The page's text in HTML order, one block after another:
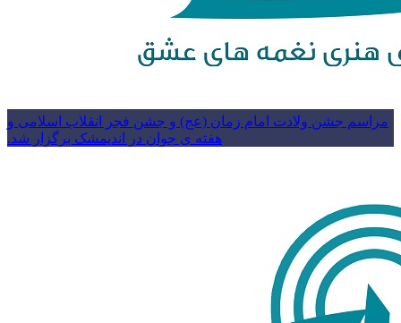
مراسم جشن ولادت امام زمان (عج) و جشن فجر انقلاب اسلامی و
هفته ی جوان در اندیمشک برگزار شد.